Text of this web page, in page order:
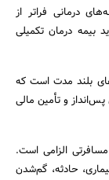
درمانی فراتر از
بیمه درمان تکمیلی
بلند مدت است که
و تأمین مالی
الزامی است.
حادثه، گم‌شدن